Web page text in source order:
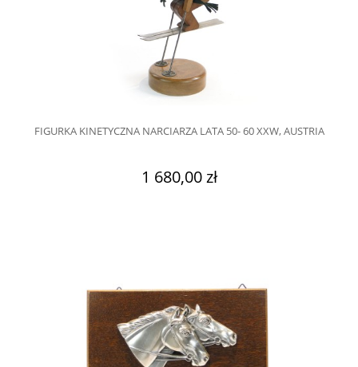
FIGURKA KINETYCZNA NARCIARZA LATA 50- 60 XXW, AUSTRIA
1 680,00 zł